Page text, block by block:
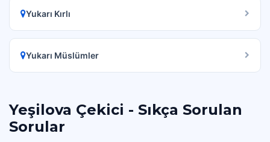
Yukarı Kırlı
Yukarı Müslümler
Yeşilova Çekici - Sıkça Sorulan
Sorular